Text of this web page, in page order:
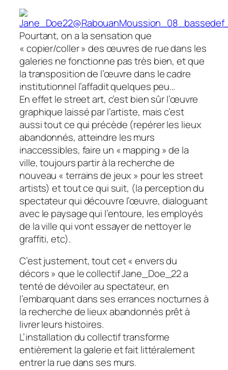
Pourtant, on a la sensation que
« copier/coller » des œuvres de rue dans les
galeries ne fonctionne pas très bien, et que
la transposition de l’œuvre dans le cadre
institutionnel l’affadit quelques peu…
En effet le street art, c’est bien sûr l’œuvre
graphique laissé par l’artiste, mais c’est
aussi tout ce qui précède (repérer les lieux
abandonnés, atteindre les murs
inaccessibles, faire un « mapping » de la
ville, toujours partir à la recherche de
nouveau « terrains de jeux » pour les street
artists) et tout ce qui suit, (la perception du
spectateur qui découvre l’œuvre, dialoguant
avec le paysage qui l’entoure, les employés
de la ville qui vont essayer de nettoyer le
graffiti, etc).
C’est justement, tout cet « envers du
décors » que le collectif Jane_Doe_22 a
tenté de dévoiler au spectateur, en
l’embarquant dans ses errances nocturnes à
la recherche de lieux abandonnés prêt à
livrer leurs histoires.
L’installation du collectif transforme
entièrement la galerie et fait littéralement
entrer la rue dans ses murs.